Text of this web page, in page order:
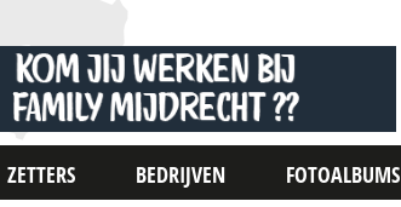
ZETTERS BEDRIJVEN FOTOALBUMS